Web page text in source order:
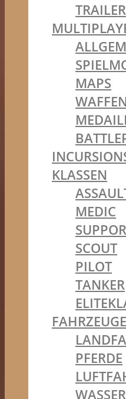
TRAILER
MAPS
KLASSEN
MEDIC
SCOUT
PILOT
TANKER
FAHRZEUGE
PFERDE